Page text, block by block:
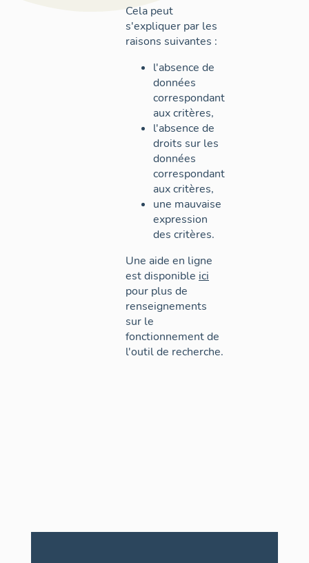
Cela peut
s'expliquer par les
raisons suivantes :
l'absence de
données
correspondant
aux critères,
l'absence de
droits sur les
données
correspondant
aux critères,
une mauvaise
expression
des critères.
Une aide en ligne
est disponible ici
pour plus de
renseignements
sur le
fonctionnement de
l'outil de recherche.